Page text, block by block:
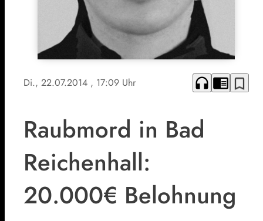
Di., 22.07.2014 , 17:09 Uhr headphones chrome_reader_mode bookmark_border
Raubmord in Bad
Reichenhall:
20.000€ Belohnung